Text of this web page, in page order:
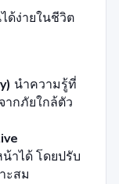
ด้ง่ายในชีวิต
นำความรู้ที่
ากภัยใกล้ตัว
าได้ โดยปรับ
ะสม